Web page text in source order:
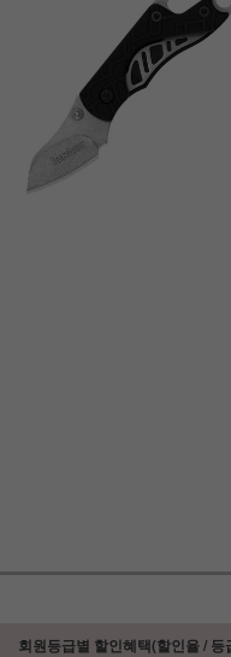
회원등급별 할인혜택(할인율 / 등